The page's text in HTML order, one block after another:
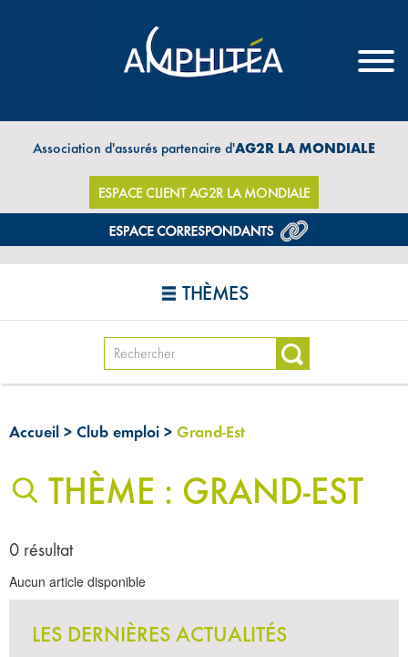
Association d'assurés partenaire d'AG2R LA MONDIALE
ESPACE CLIENT AG2R LA MONDIALE
THÈMES
Accueil > Club emploi > Grand-Est
THÈME : GRAND-EST
0 résultat
Aucun article disponible
LES DERNIÈRES ACTUALITÉS